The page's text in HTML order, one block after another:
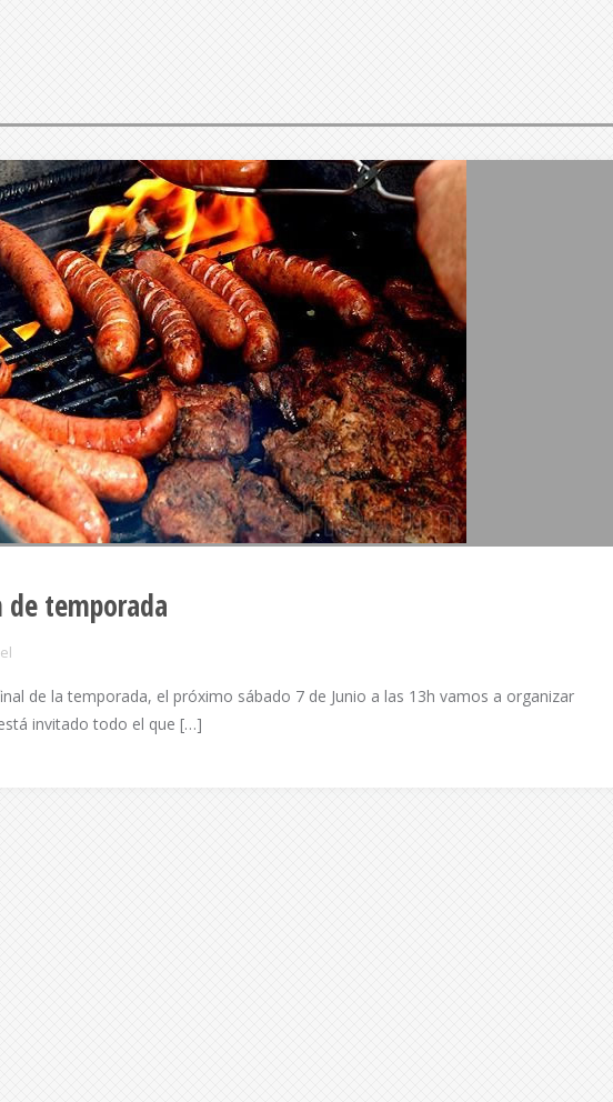
temporada
de la temporada, el próximo sábado 7 de Junio a las 13h vamos a organizar
invitado todo el que […]